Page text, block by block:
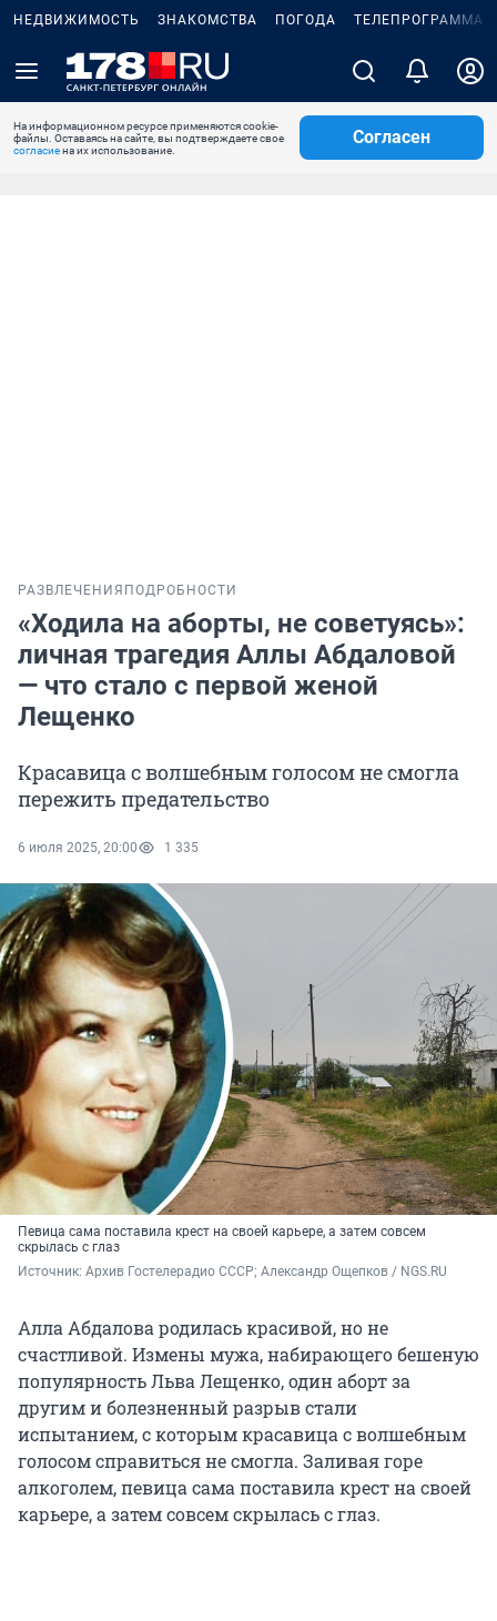
НЕДВИЖИМОСТЬ ЗНАКОМСТВА ПОГОДА ТЕЛЕПРОГРАММА
На информационном ресурсе применяются cookie-
файлы. Оставаясь на сайте, вы подтверждаете свое
согласиена их использование.
Согласен
РАЗВЛЕЧЕНИЯ ПОДРОБНОСТИ
«Ходила на аборты, не советуясь»:
личная трагедия Аллы Абдаловой
— что стало с первой женой
Лещенко
Красавица с волшебным голосом не смогла
пережить предательство
6 июля 2025, 20:00 1 335
Певица сама поставила крест на своей карьере, а затем совсем
скрылась с глаз
Источник: Архив Гостелерадио СССР; Александр Ощепков / NGS.RU
Алла Абдалова родилась красивой, но не
счастливой. Измены мужа, набирающего бешеную
популярность Льва Лещенко, один аборт за
другим и болезненный разрыв стали
испытанием, с которым красавица с волшебным
голосом справиться не смогла. Заливая горе
алкоголем, певица сама поставила крест на своей
карьере, а затем совсем скрылась с глаз.